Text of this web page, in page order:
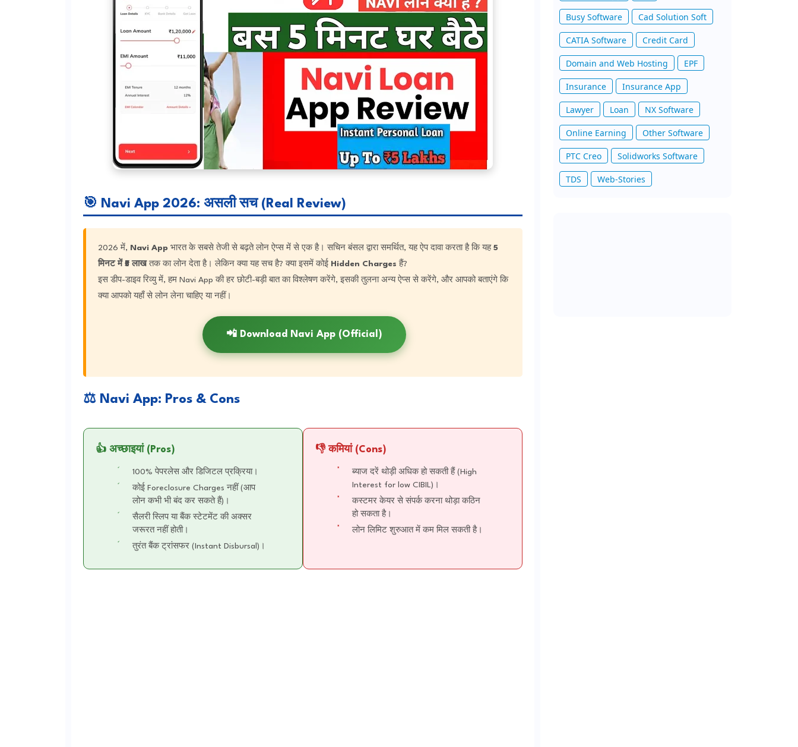
🎯 Navi App 2026: असली सच (Real Review)
2026 में, Navi App भारत के सबसे तेजी से बढ़ते लोन ऐप्स में से एक है। सचिन बंसल द्वारा समर्थित, यह ऐप दावा करता है कि यह 5
मिनट में ₹5 लाखतक का लोन देता है। लेकिन क्या यह सच है? क्या इसमें कोई Hidden Charges हैं?
इस डीप-डाइव रिव्यु में, हम Navi App की हर छोटी-बड़ी बात का विश्लेषण करेंगे, इसकी तुलना अन्य ऐप्स से करेंगे, और आपको बताएंगे कि
क्या आपको यहाँ से लोन लेना चाहिए या नहीं।
📲 Download Navi App (Official)
⚖️ Navi App: Pros & Cons
👍 अच्छाइयां (Pros)
100% पेपरलेस और डिजिटल प्रक्रिया।
कोई Foreclosure Charges नहीं (आप
लोन कभी भी बंद कर सकते हैं)।
सैलरी स्लिप या बैंक स्टेटमेंट की अक्सर
जरूरत नहीं होती।
तुरंत बैंक ट्रांसफर (Instant Disbursal)।
👎 कमियां (Cons)
ब्याज दरें थोड़ी अधिक हो सकती हैं (High
Interest for low CIBIL)।
कस्टमर केयर से संपर्क करना थोड़ा कठिन
हो सकता है।
लोन लिमिट शुरुआत में कम मिल सकती है।
Busy Software Cad Solution Soft
CATIA Software Credit Card
Domain and Web Hosting EPF
Insurance Insurance App
Lawyer Loan NX Software
Online Earning Other Software
PTC Creo Solidworks Software
TDS Web-Stories